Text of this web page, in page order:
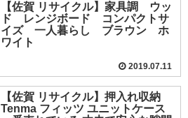
【佐賀 リサイクル】家具調 ウッ
ド レンジボード コンパクトサ
イズ 一人暮らし ブラウン ホ
ワイト
2019.07.11
【佐賀 リサイクル】押入れ収納
Tenma フィッツ ユニットケース